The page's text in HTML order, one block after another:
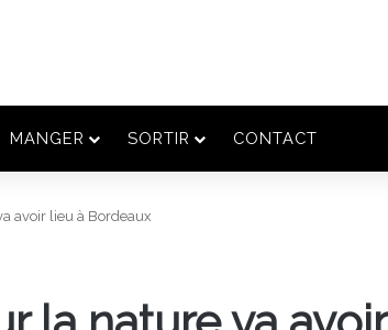
MANGER SORTIR CONTACT
avoir lieu à Bordeaux